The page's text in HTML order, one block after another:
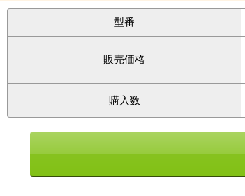
型番
販売価格
購入数